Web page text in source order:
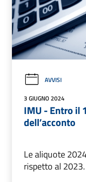
AVVISI
3 GIUGNO 2024
IMU - Entro il
dell’acconto
Le aliquote
rispetto al 2023.